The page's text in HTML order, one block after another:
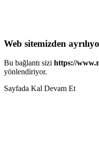
Web sitemizden
Bu bağlantı sizi https://
yönlendiriyor.
Sayfada Kal Devam Et